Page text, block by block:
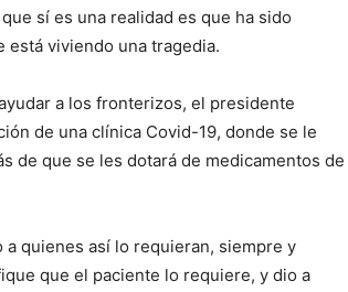
sí es una realidad es que ha sido
está viviendo una tragedia.
a los fronterizos, el presidente
de una clínica Covid-19, donde se le
de que se les dotará de medicamentos de
quienes así lo requieran, siempre y
que el paciente lo requiere, y dio a